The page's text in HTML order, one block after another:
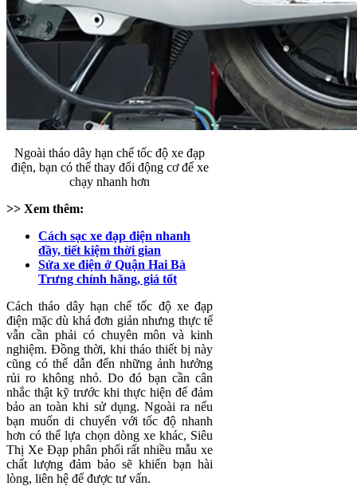
Ngoài tháo dây hạn chế tốc độ xe đạp
điện, bạn có thể thay đổi động cơ để xe
chạy nhanh hơn
>> Xem thêm:
Cách sạc xe đạp điện nhanh
đầy, tiết kiệm thời gian
Sửa xe điện ở Quận Hai Bà
Trưng chính hãng, giá tốt
Cách tháo dây hạn chế tốc độ xe đạp
điện mặc dù khá đơn giản nhưng thực tế
vẫn cần phải có chuyên môn và kinh
nghiệm. Đồng thời, khi tháo thiết bị này
cũng có thể dẫn đến những ảnh hưởng
rủi ro không nhỏ. Do đó bạn cần cân
nhắc thật kỹ trước khi thực hiện để đảm
bảo an toàn khi sử dụng. Ngoài ra nếu
bạn muốn di chuyển với tốc độ nhanh
hơn có thể lựa chọn dòng xe khác, Siêu
Thị Xe Đạp phân phối rất nhiều mẫu xe
chất lượng đảm bảo sẽ khiến bạn hài
lòng, liên hệ để được tư vấn.